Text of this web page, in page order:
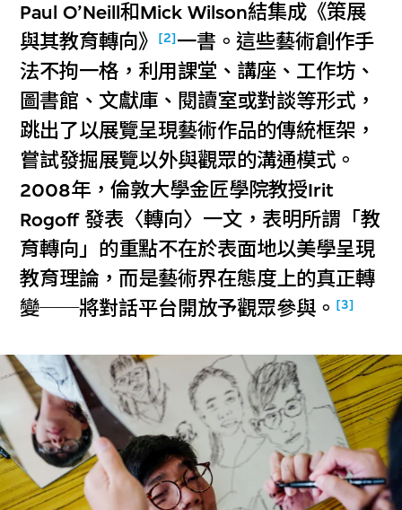
Paul O’Neill和Mick Wilson結集成《策展
與其教育轉向》
[2]一書。這些藝術創作手
法不拘一格，利用課堂、講座、工作坊、
圖書館、文獻庫、閱讀室或對談等形式，
跳出了以展覽呈現藝術作品的傳統框架，
嘗試發掘展覽以外與觀眾的溝通模式。
2008年，倫敦大學金匠學院教授Irit
Rogoff 發表〈轉向〉一文，表明所謂「教
育轉向」的重點不在於表面地以美學呈現
教育理論，而是藝術界在態度上的真正轉
變──將對話平台開放予觀眾參與。 [3]